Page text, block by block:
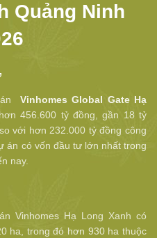
Quảng Ninh
Vinhomes Global Gate Hạ
456.600 tỷ đồng, gần 18 tỷ
với hơn 232.000 tỷ đồng công
án có vốn đầu tư lớn nhất trong
nay.
Vinhomes Hạ Long Xanh có
ha, trong đó hơn 930 ha thuộc